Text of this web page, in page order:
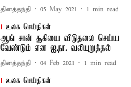
தினத்தந்தி 05 May 2021 1 min read
உலக செய்திகள்
ஆங் சான் சூகியை விடுதலை செய்ய
வேண்டும் என ஐ.நா. வலியுறுத்தல்
தினத்தந்தி 04 Feb 2021 1 min read
உலக செய்திகள்